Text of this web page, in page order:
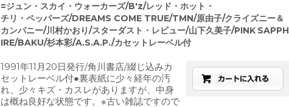
=ジュン・スカイ・ウォーカーズ/B'z/レッド・ホット・
チリ・ペッパーズ/DREAMS COME TRUE/TMN/原由子/クライズニー＆
カンパニー/川村かおり/スターダスト・レビュー/山下久美子/PINK SAPPH
IRE/BAKU/杉本彩/A.S.A.P./カセットレーベル付
1991年11月20日発行/角川書店/綴じ込みカ
セットレーベル付●裏表紙に少々経年の汚
れ、少々キズ・カスレがありますが、中身
は概ね良好な状態です。※古い雑誌ですので